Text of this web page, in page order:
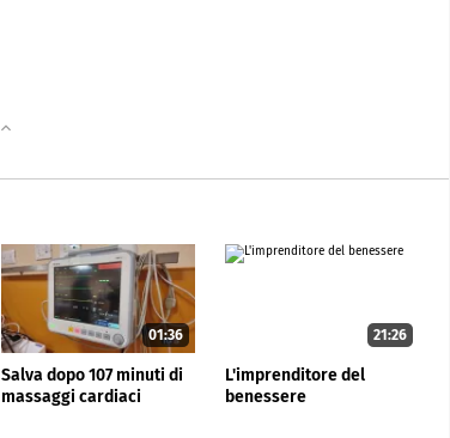
01:36
Salva dopo 107 minuti di
massaggi cardiaci
21:26
L'imprenditore del
benessere